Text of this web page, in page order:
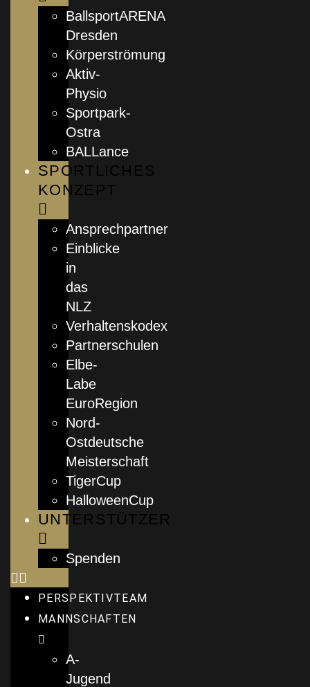
BallsportARENA
Dresden
Körperströmung
Aktiv-
Physio
Sportpark-
Ostra
BALLance
SPORTLICHES
KONZEPT
Ansprechpartner
Einblicke
in
das
NLZ
Verhaltenskodex
Partnerschulen
Elbe-
Labe
EuroRegion
Nord-
Ostdeutsche
Meisterschaft
TigerCup
HalloweenCup
UNTERSTÜTZER
Spenden
PERSPEKTIVTEAM
MANNSCHAFTEN
A-
Jugend